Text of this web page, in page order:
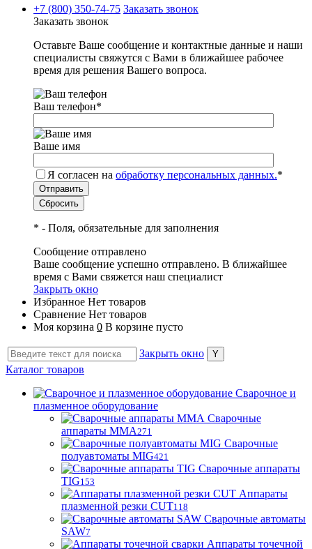
+7 (800) 350-74-75 Заказать звонок
Заказать звонок
Оставьте Ваше сообщение и контактные данные и наши
специалисты свяжутся с Вами в ближайшее рабочее
время для решения Вашего вопроса.
Ваш телефон*
Ваше имя
Я согласен на обработку персональных данных.*
* - Поля, обязательные для заполнения
Сообщение отправлено
Ваше сообщение успешно отправлено. В ближайшее
время с Вами свяжется наш специалист
Закрыть окно
Избранное Нет товаров
Сравнение Нет товаров
Моя корзина 0 В корзине пусто
Закрыть окно
Каталог товаров
Сварочное и
плазменное оборудование
Сварочные
аппараты MMA271
Сварочные
полуавтоматы MIG421
Сварочные аппараты
TIG153
Аппараты
плазменной резки CUT118
Сварочные автоматы
SAW7
Аппараты точечной